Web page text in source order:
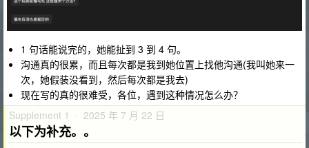
1 句话能说完的，她能扯到 3 到 4 句。
沟通真的很累，而且每次都是我到她位置上找他沟通(我叫她来一
次，她假装没看到，然后每次都是我去)
现在写的真的很难受，各位，遇到这种情况怎么办？
Supplement 1 · 2025 年 7 月 22 日
以下为补充。。